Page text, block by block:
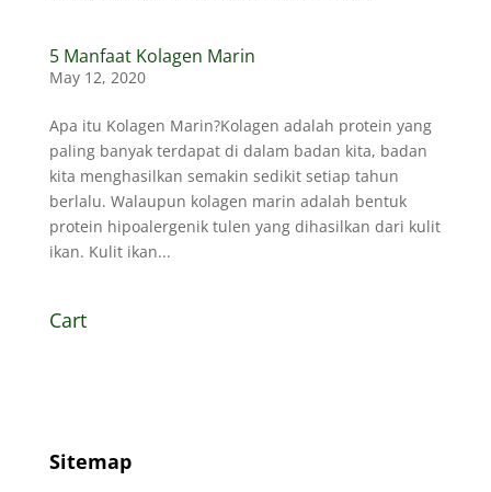
5 Manfaat Kolagen Marin
May 12, 2020
Apa itu Kolagen Marin?Kolagen adalah protein yang
paling banyak terdapat di dalam badan kita, badan
kita menghasilkan semakin sedikit setiap tahun
berlalu. Walaupun kolagen marin adalah bentuk
protein hipoalergenik tulen yang dihasilkan dari kulit
ikan. Kulit ikan...
Cart
Sitemap